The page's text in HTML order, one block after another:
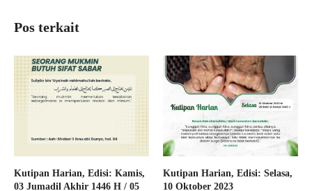
Pos terkait
Kutipan Harian, Edisi: Kamis,
03 Jumadil Akhir 1446 H / 05
Kutipan Harian, Edisi: Selasa,
10 Oktober 2023